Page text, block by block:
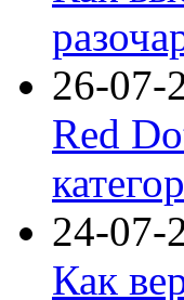
26-07-
Red
24-07-
Как